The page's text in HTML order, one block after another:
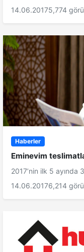
14.06.20175,774
Haberler
Eminevim
2017’nin ilk 5 ayında
14.06.20176,214